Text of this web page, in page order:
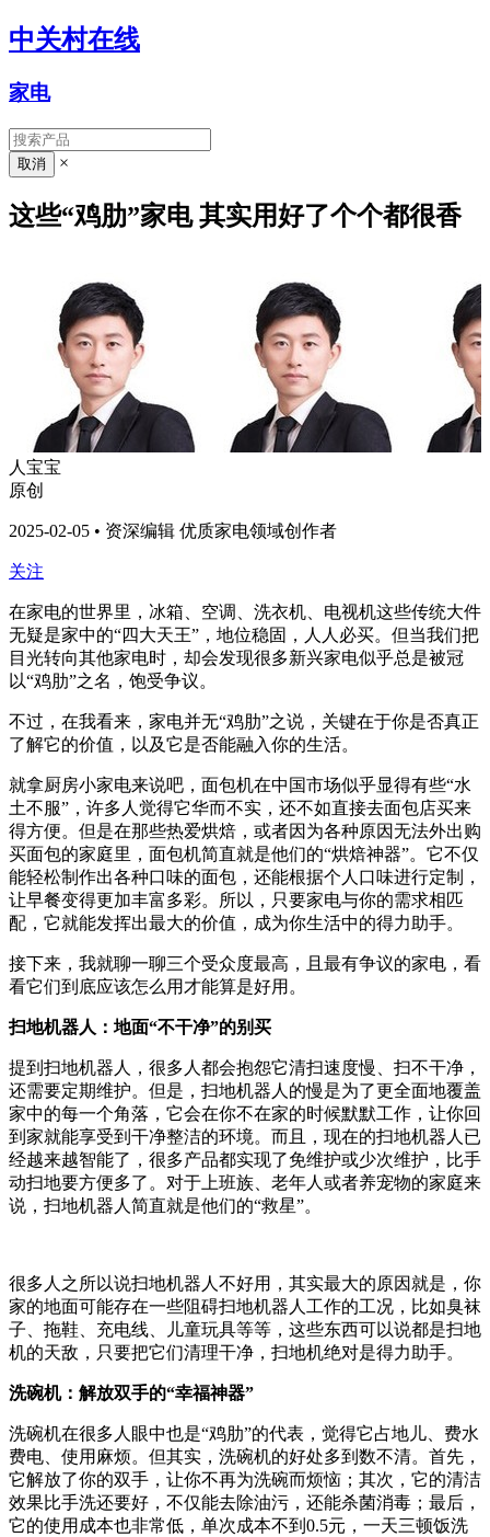
中关村在线
家电
×
这些“鸡肋”家电 其实用好了个个都很香
人宝宝
原创
2025-02-05 • 资深编辑 优质家电领域创作者
关注
在家电的世界里，冰箱、空调、洗衣机、电视机这些传统大件
无疑是家中的“四大天王”，地位稳固，人人必买。但当我们把
目光转向其他家电时，却会发现很多新兴家电似乎总是被冠
以“鸡肋”之名，饱受争议。
不过，在我看来，家电并无“鸡肋”之说，关键在于你是否真正
了解它的价值，以及它是否能融入你的生活。
就拿厨房小家电来说吧，面包机在中国市场似乎显得有些“水
土不服”，许多人觉得它华而不实，还不如直接去面包店买来
得方便。但是在那些热爱烘焙，或者因为各种原因无法外出购
买面包的家庭里，面包机简直就是他们的“烘焙神器”。它不仅
能轻松制作出各种口味的面包，还能根据个人口味进行定制，
让早餐变得更加丰富多彩。所以，只要家电与你的需求相匹
配，它就能发挥出最大的价值，成为你生活中的得力助手。
接下来，我就聊一聊三个受众度最高，且最有争议的家电，看
看它们到底应该怎么用才能算是好用。
扫地机器人：地面“不干净”的别买
提到扫地机器人，很多人都会抱怨它清扫速度慢、扫不干净，
还需要定期维护。但是，扫地机器人的慢是为了更全面地覆盖
家中的每一个角落，它会在你不在家的时候默默工作，让你回
到家就能享受到干净整洁的环境。而且，现在的扫地机器人已
经越来越智能了，很多产品都实现了免维护或少次维护，比手
动扫地要方便多了。对于上班族、老年人或者养宠物的家庭来
说，扫地机器人简直就是他们的“救星”。
很多人之所以说扫地机器人不好用，其实最大的原因就是，你
家的地面可能存在一些阻碍扫地机器人工作的工况，比如臭袜
子、拖鞋、充电线、儿童玩具等等，这些东西可以说都是扫地
机的天敌，只要把它们清理干净，扫地机绝对是得力助手。
洗碗机：解放双手的“幸福神器”
洗碗机在很多人眼中也是“鸡肋”的代表，觉得它占地儿、费水
费电、使用麻烦。但其实，洗碗机的好处多到数不清。首先，
它解放了你的双手，让你不再为洗碗而烦恼；其次，它的清洁
效果比手洗还要好，不仅能去除油污，还能杀菌消毒；最后，
它的使用成本也非常低，单次成本不到0.5元，一天三顿饭洗